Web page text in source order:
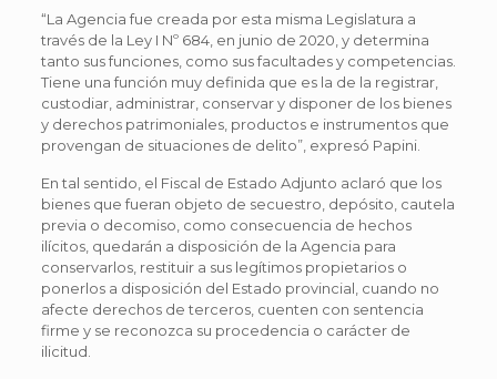
“La Agencia fue creada por esta misma Legislatura a
través de la Ley I Nº 684, en junio de 2020, y determina
tanto sus funciones, como sus facultades y competencias.
Tiene una función muy definida que es la de la registrar,
custodiar, administrar, conservar y disponer de los bienes
y derechos patrimoniales, productos e instrumentos que
provengan de situaciones de delito”, expresó Papini.
En tal sentido, el Fiscal de Estado Adjunto aclaró que los
bienes que fueran objeto de secuestro, depósito, cautela
previa o decomiso, como consecuencia de hechos
ilícitos, quedarán a disposición de la Agencia para
conservarlos, restituir a sus legítimos propietarios o
ponerlos a disposición del Estado provincial, cuando no
afecte derechos de terceros, cuenten con sentencia
firme y se reconozca su procedencia o carácter de
ilicitud.